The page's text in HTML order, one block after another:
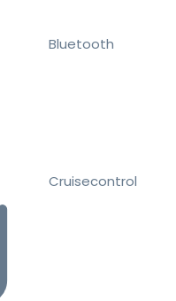
Bluetooth
Cruisecontrol